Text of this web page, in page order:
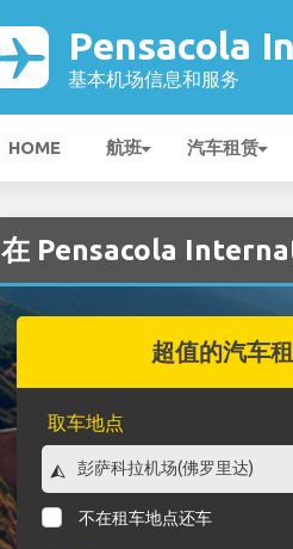
Pensacola
基本机场信息和服务
HOME 航班 汽车租赁
在 Pensacola
超值的汽车
取车地点
不在租车地点还车